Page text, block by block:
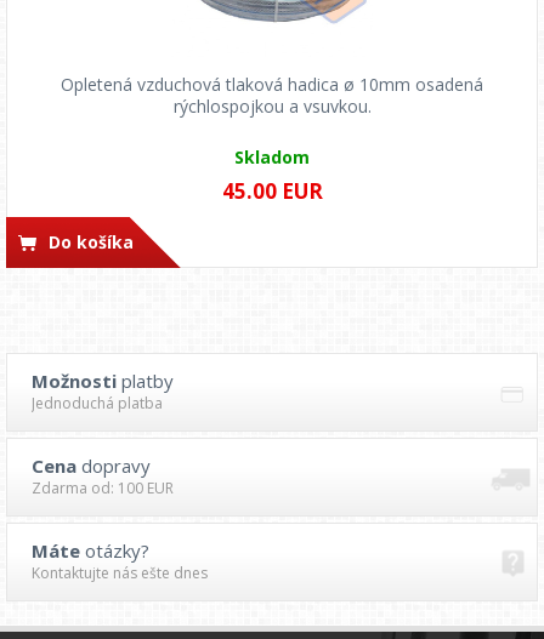
Opletená vzduchová tlaková hadica ø 10mm osadená
rýchlospojkou a vsuvkou.
Skladom
45.00 EUR
Do košíka
Možnosti platby
Jednoduchá platba
Cena dopravy
Zdarma od: 100 EUR
Máte otázky?
Kontaktujte nás ešte dnes